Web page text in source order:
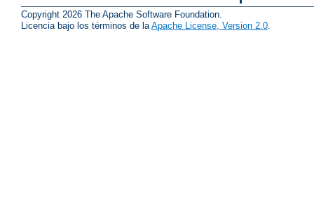
Copyright 2026 The Apache Software Foundation.
Licencia bajo los términos de laApache License, Version 2.0.